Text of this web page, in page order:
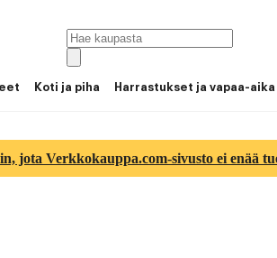
Koti ja piha Harrastukset ja vapaa-aika
jota Verkkokauppa.com-sivusto ei enää